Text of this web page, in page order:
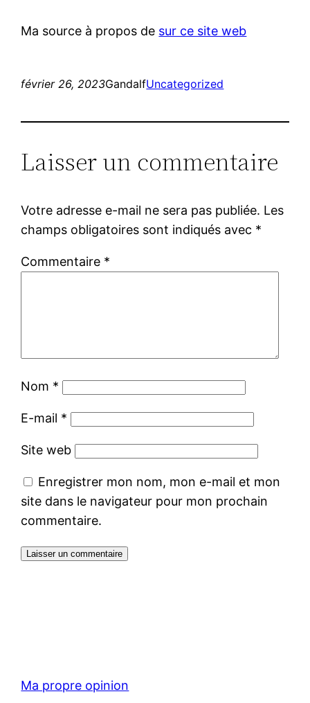
Ma source à propos de sur ce site web
février 26, 2023GandalfUncategorized
Laisser un commentaire
Votre adresse e-mail ne sera pas publiée. Les
champs obligatoires sont indiqués avec *
Commentaire *
Nom *
E-mail *
Site web
Enregistrer mon nom, mon e-mail et mon
site dans le navigateur pour mon prochain
commentaire.
Ma propre opinion